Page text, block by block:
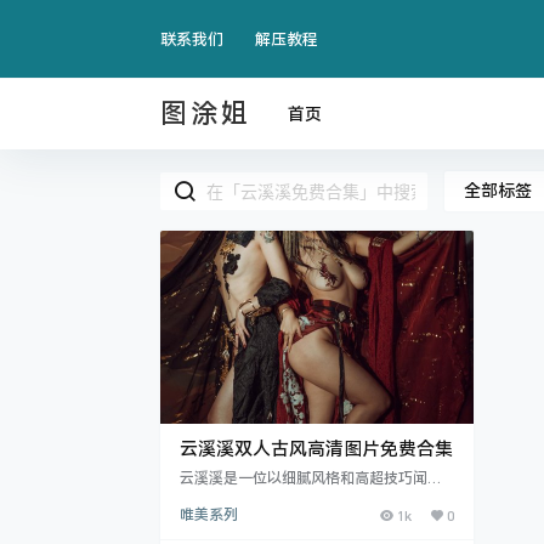
联系我们 解压教程
图涂姐 首页
全部标签
云溪溪双人古风高清图片免费合集
云溪溪是一位以细腻风格和高超技巧闻名
感的双重震撼。除了个人的精美.
唯美系列 1k 0